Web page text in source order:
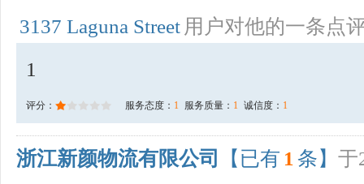
3137 Laguna Street 用户对他的一条点
1
评分： 服务态度： 1 服务质量： 1 诚信度： 1
浙江新颜物流有限公司 【已有 1 条】 于